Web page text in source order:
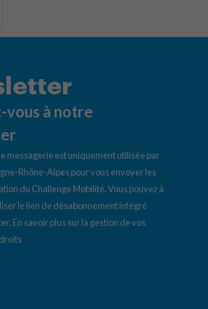
vous à notre
messagerie est uniquement utilisée par
Rhône-Alpes pour vous envoyer les
du Challenge Mobilité. Vous pouvez à
le lien de désabonnement intégré
En savoir plus sur la gestion de vos